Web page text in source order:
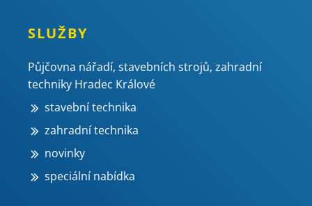
SLUŽBY
Půjčovna nářadí, stavebních strojů, zahradní
techniky Hradec Králové
stavební technika
zahradní technika
novinky
speciální nabídka